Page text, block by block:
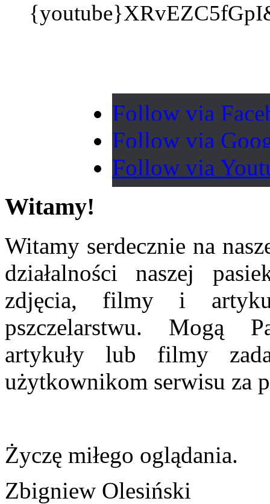
Follow via
Follow via
Follow via
Witamy!
Witamy serdecznie na
działalności naszej
zdjęcia, filmy i
pszczelarstwu. Mogą
artykuły lub filmy
użytkownikom serwisu za
Życzę miłego oglądania.
Zbigniew Olesiński